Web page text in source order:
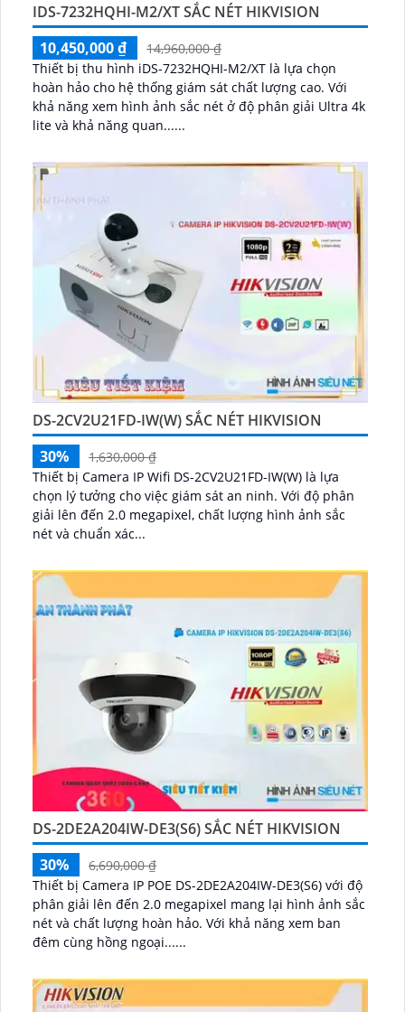
IDS-7232HQHI-M2/XT SẮC NÉT HIKVISION
10,450,000 ₫
14,960,000 ₫
Thiết bị thu hình iDS-7232HQHI-M2/XT là lựa chọn
hoàn hảo cho hệ thống giám sát chất lượng cao. Với
khả năng xem hình ảnh sắc nét ở độ phân giải Ultra 4k
lite và khả năng quan......
DS-2CV2U21FD-IW(W) SẮC NÉT HIKVISION
30%
1,630,000 ₫
Thiết bị Camera IP Wifi DS-2CV2U21FD-IW(W) là lựa
chọn lý tưởng cho việc giám sát an ninh. Với độ phân
giải lên đến 2.0 megapixel, chất lượng hình ảnh sắc
nét và chuẩn xác...
DS-2DE2A204IW-DE3(S6) SẮC NÉT HIKVISION
30%
6,690,000 ₫
Thiết bị Camera IP POE DS-2DE2A204IW-DE3(S6) với độ
phân giải lên đến 2.0 megapixel mang lại hình ảnh sắc
nét và chất lượng hoàn hảo. Với khả năng xem ban
đêm cùng hồng ngoại......